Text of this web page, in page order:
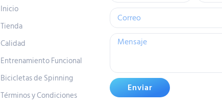
Inicio
Tienda
Calidad
Entrenamiento Funcional
Bicicletas de Spinning
Términos y Condiciones
Enviar